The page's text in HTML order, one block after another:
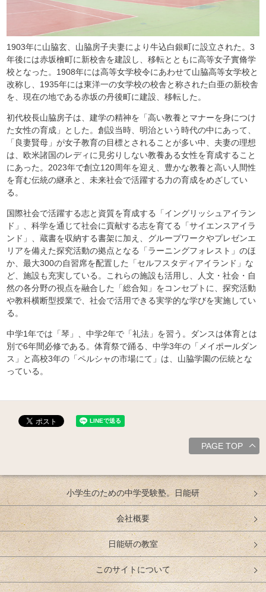
1903年に山脇玄、山脇房子夫妻により牛込白銀町に設立された。3
年後には赤坂檜町に新校舎を建設し、移転とともに高等女子實脩学
校となった。1908年には高等女学校令にあわせて山脇高等女学校と
改称し、1935年には東洋一の女学校の校舎と称された白亜の新校舎
を、現在の地である赤坂の丹後町に建設、移転した。
初代校長山脇房子は、建学の精神を「高い教養とマナーを身につけ
た女性の育成」とした。創設当時、明治という時代の中にあって、
「良妻賢母」が女子教育の目標とされることが多い中、夫妻の理想
は、欧米諸国のレディに見劣りしない教養ある女性を育成すること
にあった。2023年で創立120周年を迎え、豊かな教養と高い人間性
を育む伝統の継承と、未来社会で活躍する力の育成をめざしてい
る。
国際社会で活躍する志と資質を育成する「イングリッシュアイラン
ド」、科学を通じて社会に貢献する志を育てる「サイエンスアイラ
ンド」、蔵書を収納する書架に加え、グループワークやプレゼンエ
リアを備えた探究活動の拠点となる「ラーニングフォレスト」のほ
か、最大300の自習席を配置した「セルフスタディアイランド」な
ど、施設も充実している。これらの施設も活用し、人文・社会・自
然の各分野の視点を融合した「総合知」をコンセプトに、探究活動
や教科横断型授業で、社会で活用できる実学的な学びを実施してい
る。
中学1年では「琴」、中学2年で「礼法」を習う。ダンスは体育とは
別で6年間必修である。体育祭で踊る、中学3年の「メイポールダン
ス」と高校3年の「ペルシャの市場にて」は、山脇学園の伝統とな
っている。
PAGE TOP
小学生のための中学受験塾。日能研
会社概要
日能研の教室
このサイトについて